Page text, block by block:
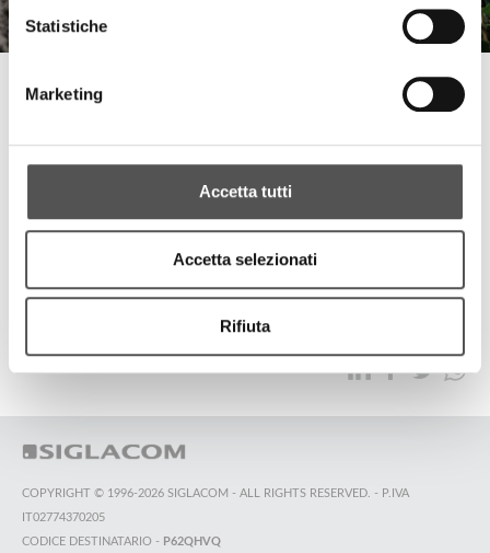
Statistiche
Marketing
Accetta tutti
Accetta selezionati
Rifiuta
TUTTI GLI HIGHLIGHTS
TOP RICERCHE SITEMAP SOSTENIBILITÀ
COPYRIGHT © 1996-2026 SIGLACOM - ALL RIGHTS RESERVED. - P.IVA
IT02774370205
CODICE DESTINATARIO - P62QHVQ